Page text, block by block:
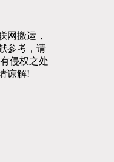
网搬运，
参考，请
侵权之处
谅解!